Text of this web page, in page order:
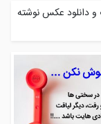
عکس نوشته